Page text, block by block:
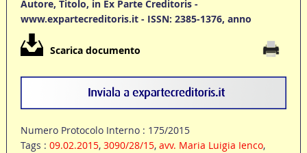
Autore, Titolo, in Ex Parte Creditoris -
www.expartecreditoris.it - ISSN: 2385-1376, anno
Scarica documento
Numero Protocolo Interno : 175/2015
Tags : 09.02.2015, 3090/28/15, avv. Maria Luigia Ienco,